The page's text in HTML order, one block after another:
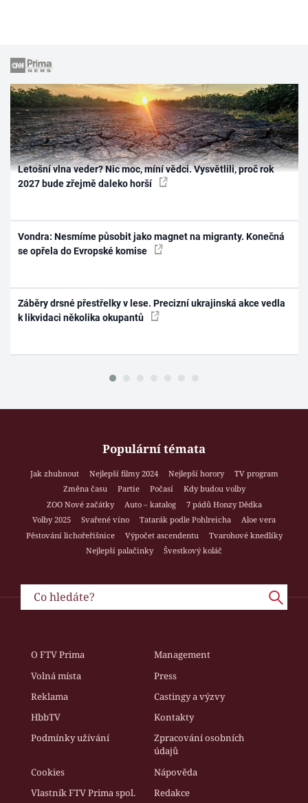
Letošní vlna veder? Nic moc, míní vědci. Vysvětlili, proč rok
2027 bude zřejmě daleko horší
Vondra: Nesmíme působit jako magnet na migranty. Konečná
se opřela do Evropské komise
Záběry drsné přestřelky v lese. Precizní ukrajinská akce vedla
k likvidaci několika okupantů
Populární témata
Jak zhubnout Nejlepší filmy 2024 Nejlepší horory
TV program
Změna času
Partie Počasí
Kdy budou volby
ZOO Nové začátky
Auto – katalog
7 pádů Honzy Dědka
Volby 2025
Svařené víno Tatarák podle Pohlreicha
Aloe vera
Pěstování lichořeřišnice
Výpočet ascendentu
Tvarohové knedlíky
Nejlepší palačinky
Švestkový koláč
O FTV Prima
Management
Volná místa
Press
Reklama
Castingy a výzvy
HbbTV
Kontakty
Podmínky užívání
Zpracování osobních
údajů
Cookies
Nápověda
Vlastník FTV Prima spol.
Redakce